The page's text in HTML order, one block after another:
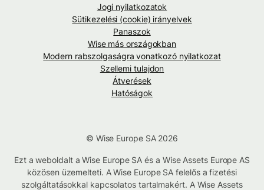
Jogi nyilatkozatok
Sütikezelési (cookie) irányelvek
Panaszok
Wise más országokban
Modern rabszolgaságra vonatkozó nyilatkozat
Szellemi tulajdon
Átverések
Hatóságok
© Wise Europe SA 2026
Ezt a weboldalt a Wise Europe SA és a Wise Assets Europe AS
közösen üzemelteti. A Wise Europe SA felelős a fizetési
szolgáltatásokkal kapcsolatos tartalmakért. A Wise Assets